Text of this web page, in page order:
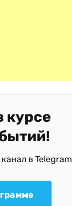
курсе
в Telegram